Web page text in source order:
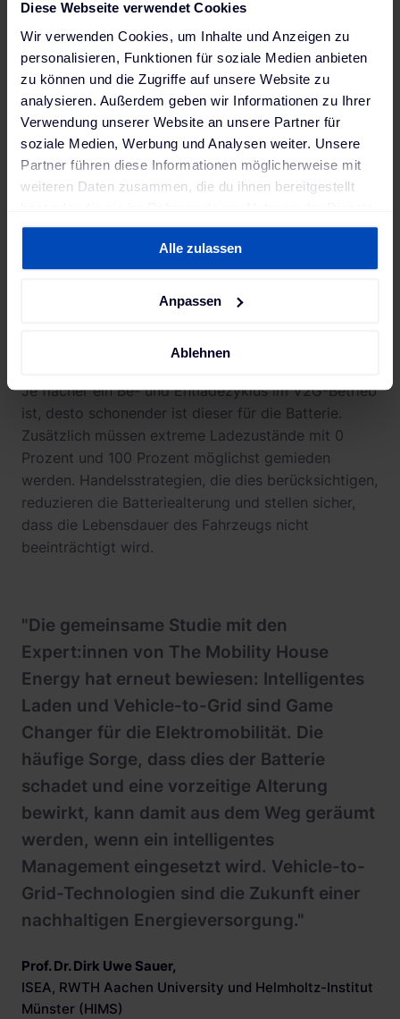
Diese Webseite verwendet Cookies
Wir verwenden Cookies, um Inhalte und Anzeigen zu
personalisieren, Funktionen für soziale Medien anbieten
zu können und die Zugriffe auf unsere Website zu
analysieren. Außerdem geben wir Informationen zu Ihrer
Verwendung unserer Website an unsere Partner für
soziale Medien, Werbung und Analysen weiter. Unsere
Partner führen diese Informationen möglicherweise mit
weiteren Daten zusammen, die du ihnen bereitgestellt
gesammelt haben. Weitere Informationen findest du in
Datenschutzerklärungund unserem
Impressum.
Alle zulassen
Anpassen
Ablehnen
Sofortiges Laden ist die
schlechteste Alternative
Das unmittelbare Laden führt zu hoher Alterung, da
die Batterie häufig im 100 Prozent-Bereich ist, und
Netzbelastung. Zudem wird die Batterie hierbei nicht
monetarisiert und dadurch nicht der maximale
Nutzen daraus gezogen.
Das Verständnis von
Batteriealterung ist
Je flacher ein Be- und Entladezyklus im V2G-Betrieb
ist, desto schonender ist dieser für die Batterie.
Zusätzlich müssen extreme Ladezustände mit 0
Prozent und 100 Prozent möglichst gemieden
werden. Handelsstrategien, die dies berücksichtigen,
reduzieren die Batteriealterung und stellen sicher,
dass die Lebensdauer des Fahrzeugs nicht
beeinträchtigt wird.
"Die gemeinsame Studie mit den
Expert:innen von The Mobility House
Energy hat erneut bewiesen: Intelligentes
Laden und Vehicle-to-Grid sind Game
Changer für die Elektromobilität. Die
häufige Sorge, dass dies der Batterie
schadet und eine vorzeitige Alterung
bewirkt, kann damit aus dem Weg geräumt
werden, wenn ein intelligentes
Management eingesetzt wird. Vehicle-to-
Grid-Technologien sind die Zukunft einer
nachhaltigen Energieversorgung."
Prof. Dr. Dirk Uwe Sauer,
ISEA, RWTH Aachen University und Helmholtz-Institut
Münster (HIMS)